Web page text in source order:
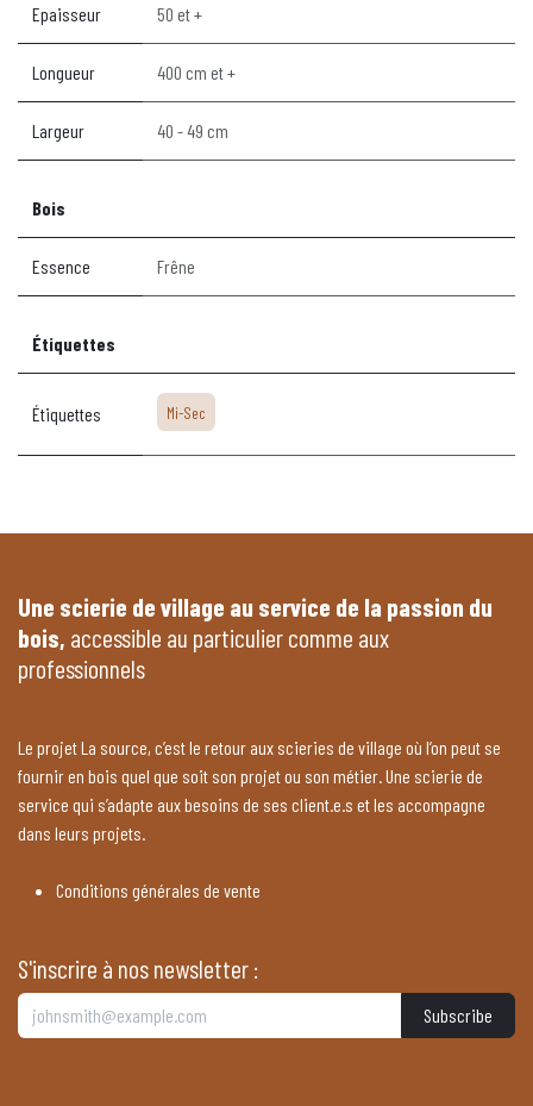
Epaisseur 50 et +
Longueur 400 cm et +
Largeur 40 - 49 cm
Bois
Essence Frêne
Étiquettes
Étiquettes Mi-Sec
Une scierie de village au service de la passion du
bois, accessible au particulier comme aux
professionnels
Le projet La source, c’est le retour aux scieries de village où l’on peut se
fournir en bois quel que soit son projet ou son métier. Une scierie de
service qui s’adapte aux besoins de ses client.e.s et les accompagne
dans leurs projets.
Conditions générales de vente
S'inscrire à nos newsletter :
Subscribe